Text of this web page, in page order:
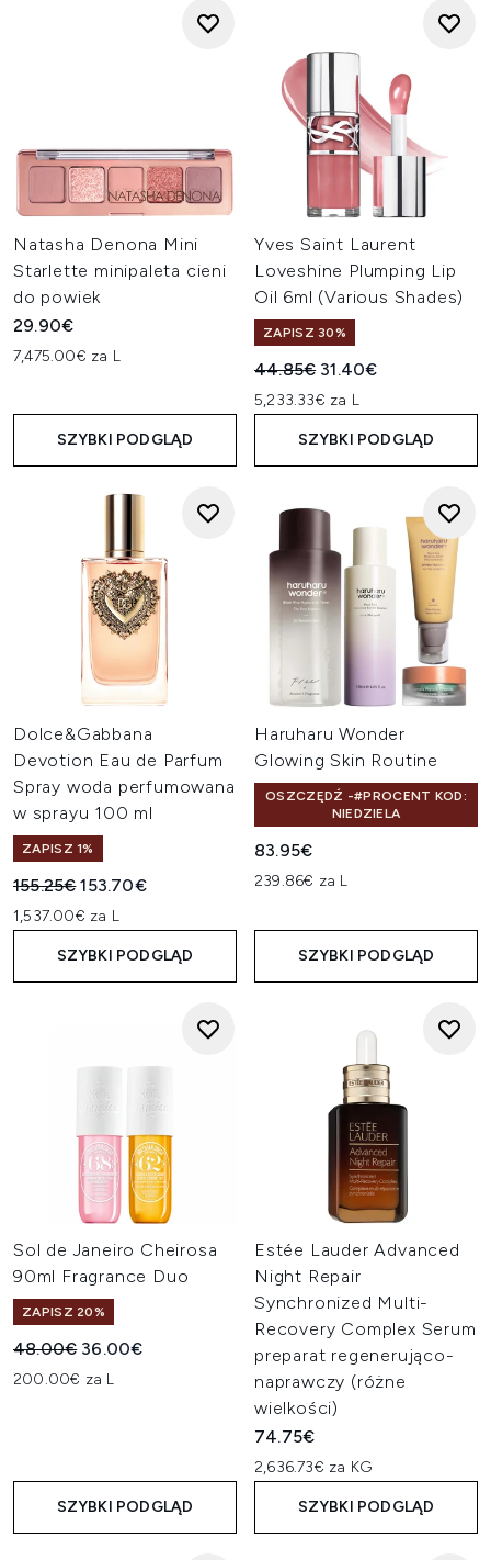
Natasha Denona Mini
Starlette minipaleta cieni
do powiek
29.90€
7,475.00€ za L
SZYBKI PODGLĄD
Yves Saint Laurent
Loveshine Plumping Lip
Oil 6ml (Various Shades)
ZAPISZ 30%
Sugerowana cena
44.85€ Aktualna cena:
31.40€
5,233.33€ za L
SZYBKI PODGLĄD
Dolce&Gabbana
Devotion Eau de Parfum
Spray woda perfumowana
w sprayu 100 ml
ZAPISZ 1%
Sugerowana cena detaliczna:
155.25€Aktualna cena:
153.70€
1,537.00€ za L
SZYBKI PODGLĄD
Haruharu Wonder
Glowing Skin Routine
OSZCZĘDŹ -#PROCENT KOD:
NIEDZIELA
83.95€
239.86€ za L
SZYBKI PODGLĄD
Sol de Janeiro Cheirosa
90ml Fragrance Duo
ZAPISZ 20%
Sugerowana cena detaliczna:
48.00€ Aktualna cena:
36.00€
200.00€ za L
SZYBKI PODGLĄD
Estée Lauder Advanced
Night Repair
Synchronized Multi-
Recovery Complex Serum
preparat regenerująco-
naprawczy (różne
wielkości)
74.75€
2,636.73€ za KG
SZYBKI PODGLĄD